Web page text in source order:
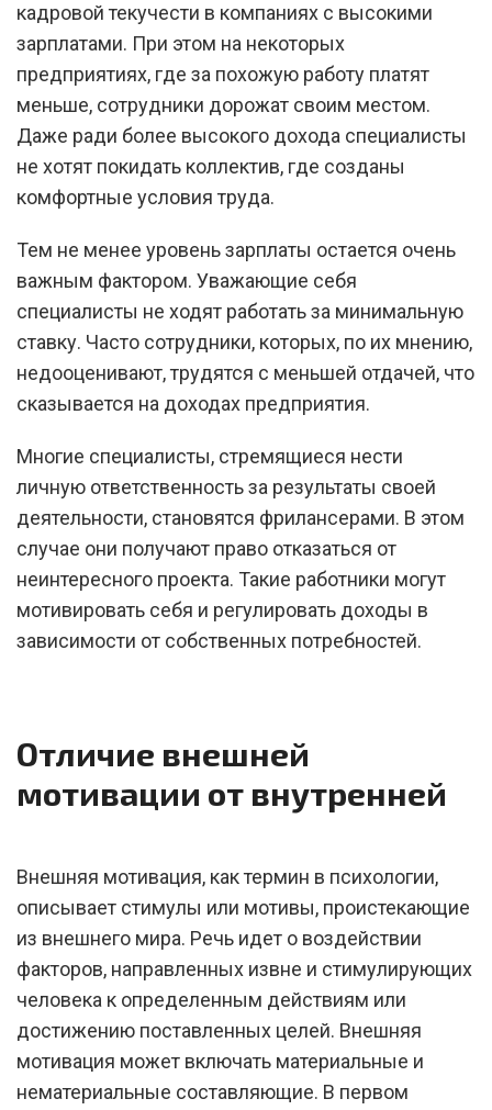
кадровой текучести в компаниях с высокими
зарплатами. При этом на некоторых
предприятиях, где за похожую работу платят
меньше, сотрудники дорожат своим местом.
Даже ради более высокого дохода специалисты
не хотят покидать коллектив, где созданы
комфортные условия труда.
Тем не менее уровень зарплаты остается очень
важным фактором. Уважающие себя
специалисты не ходят работать за минимальную
ставку. Часто сотрудники, которых, по их мнению,
недооценивают, трудятся с меньшей отдачей, что
сказывается на доходах предприятия.
Многие специалисты, стремящиеся нести
личную ответственность за результаты своей
деятельности, становятся фрилансерами. В этом
случае они получают право отказаться от
неинтересного проекта. Такие работники могут
мотивировать себя и регулировать доходы в
зависимости от собственных потребностей.
Отличие внешней
мотивации от внутренней
Внешняя мотивация, как термин в психологии,
описывает стимулы или мотивы, проистекающие
из внешнего мира. Речь идет о воздействии
факторов, направленных извне и стимулирующих
человека к определенным действиям или
достижению поставленных целей. Внешняя
мотивация может включать материальные и
нематериальные составляющие. В первом